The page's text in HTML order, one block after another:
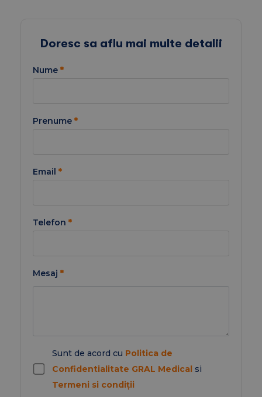
Doresc sa aflu mai multe detalii
Nume *
Prenume *
Email *
Telefon *
Mesaj *
Sunt de acord cu Politica de
Confidentialitate GRAL Medical si
Termeni si condiții